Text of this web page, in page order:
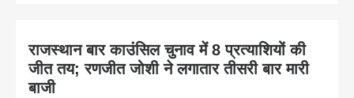
राजस्थान बार काउंसिल चुनाव में 8 प्रत्याशियों की
जीत तय; रणजीत जोशी ने लगातार तीसरी बार मारी
बाजी